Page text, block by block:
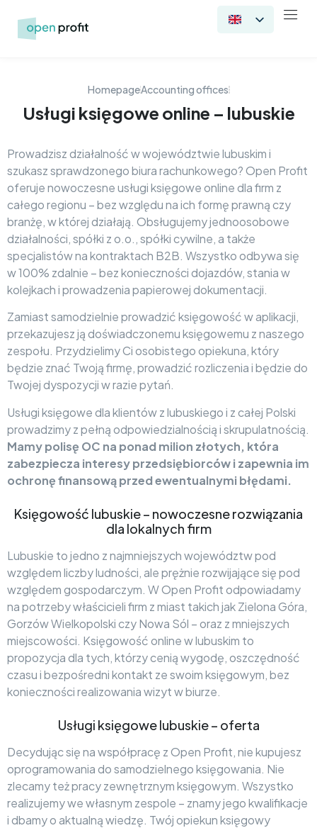
HomepageAccounting offices
Usługi księgowe online – lubuskie
Prowadzisz działalność w województwie lubuskim i
szukasz sprawdzonego biura rachunkowego? Open Profit
oferuje nowoczesne usługi księgowe online dla firm z
całego regionu – bez względu na ich formę prawną czy
branżę, w której działają. Obsługujemy jednoosobowe
działalności, spółki z o.o., spółki cywilne, a także
specjalistów na kontraktach B2B. Wszystko odbywa się
w 100% zdalnie – bez konieczności dojazdów, stania w
kolejkach i prowadzenia papierowej dokumentacji.
Zamiast samodzielnie prowadzić księgowość w aplikacji,
przekazujesz ją doświadczonemu księgowemu z naszego
zespołu. Przydzielimy Ci osobistego opiekuna, który
będzie znać Twoją firmę, prowadzić rozliczenia i będzie do
Twojej dyspozycji w razie pytań.
Usługi księgowe dla klientów z lubuskiego i z całej Polski
prowadzimy z pełną odpowiedzialnością i skrupulatnością.
Mamy polisę OC na ponad milion złotych, która
zabezpiecza interesy przedsiębiorców i zapewnia im
ochronę finansową przed ewentualnymi błędami.
Księgowość lubuskie – nowoczesne rozwiązania
dla lokalnych firm
Lubuskie to jedno z najmniejszych województw pod
względem liczby ludności, ale prężnie rozwijające się pod
względem gospodarczym. W Open Profit odpowiadamy
na potrzeby właścicieli firm z miast takich jak Zielona Góra,
Gorzów Wielkopolski czy Nowa Sól – oraz z mniejszych
miejscowości. Księgowość online w lubuskim to
propozycja dla tych, którzy cenią wygodę, oszczędność
czasu i bezpośredni kontakt ze swoim księgowym, bez
konieczności realizowania wizyt w biurze.
Usługi księgowe lubuskie – oferta
Decydując się na współpracę z Open Profit, nie kupujesz
oprogramowania do samodzielnego księgowania. Nie
zlecamy też pracy zewnętrznym księgowym. Wszystko
realizujemy we własnym zespole – znamy jego kwalifikacje
i dbamy o aktualną wiedzę. Twój opiekun księgowy